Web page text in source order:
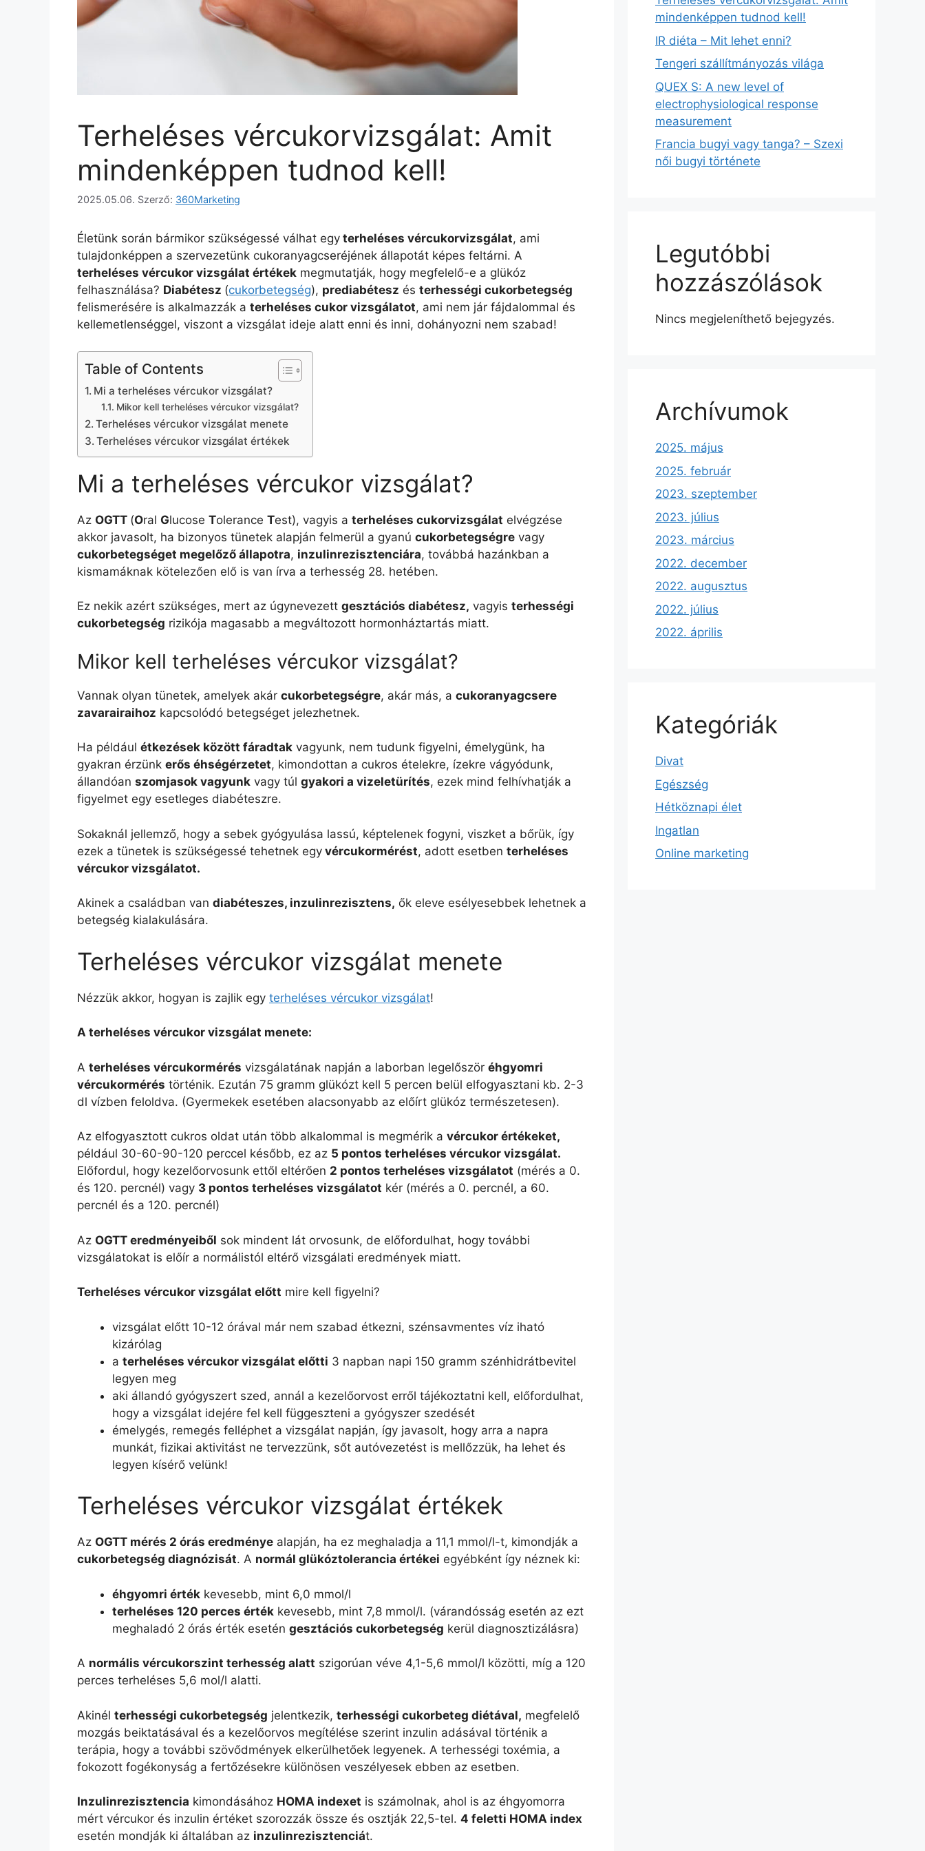
Terheléses vércukorvizsgálat: Amit
mindenképpen tudnod kell!
2025.05.06. Szerző: 360Marketing
Életünk során bármikor szükségessé válhat egy terheléses vércukorvizsgálat, ami
tulajdonképpen a szervezetünk cukoranyagcseréjének állapotát képes feltárni. A
terheléses vércukor vizsgálat értékek megmutatják, hogy megfelelő-e a glükóz
felhasználása? Diabétesz (cukorbetegség), prediabétesz és terhességi cukorbetegség
felismerésére is alkalmazzák a terheléses cukor vizsgálatot, ami nem jár fájdalommal és
kellemetlenséggel, viszont a vizsgálat ideje alatt enni és inni, dohányozni nem szabad!
Table of Contents
Mi a terheléses vércukor vizsgálat?
Mikor kell terheléses vércukor vizsgálat?
Terheléses vércukor vizsgálat menete
Terheléses vércukor vizsgálat értékek
Mi a terheléses vércukor vizsgálat?
Az OGTT (Oral Glucose Tolerance Test), vagyis a terheléses cukorvizsgálat elvégzése
akkor javasolt, ha bizonyos tünetek alapján felmerül a gyanú cukorbetegségre vagy
cukorbetegséget megelőző állapotra, inzulinrezisztenciára, továbbá hazánkban a
kismamáknak kötelezően elő is van írva a terhesség 28. hetében.
Ez nekik azért szükséges, mert az úgynevezett gesztációs diabétesz, vagyis terhességi
cukorbetegség rizikója magasabb a megváltozott hormonháztartás miatt.
Mikor kell terheléses vércukor vizsgálat?
Vannak olyan tünetek, amelyek akár cukorbetegségre, akár más, a cukoranyagcsere
zavarairaihoz kapcsolódó betegséget jelezhetnek.
Ha például étkezések között fáradtak vagyunk, nem tudunk figyelni, émelygünk, ha
gyakran érzünk erős éhségérzetet, kimondottan a cukros ételekre, ízekre vágyódunk,
állandóan szomjasok vagyunk vagy túl gyakori a vizeletürítés, ezek mind felhívhatják a
figyelmet egy esetleges diabéteszre.
Sokaknál jellemző, hogy a sebek gyógyulása lassú, képtelenek fogyni, viszket a bőrük, így
ezek a tünetek is szükségessé tehetnek egy vércukormérést, adott esetben terheléses
vércukor vizsgálatot.
Akinek a családban van diabéteszes, inzulinrezisztens, ők eleve esélyesebbek lehetnek a
betegség kialakulására.
Terheléses vércukor vizsgálat menete
Nézzük akkor, hogyan is zajlik egy terheléses vércukor vizsgálat!
A terheléses vércukor vizsgálat menete:
A terheléses vércukormérés vizsgálatának napján a laborban legelőször éhgyomri
vércukormérés történik. Ezután 75 gramm glükózt kell 5 percen belül elfogyasztani kb. 2-3
dl vízben feloldva. (Gyermekek esetében alacsonyabb az előírt glükóz természetesen).
Az elfogyasztott cukros oldat után több alkalommal is megmérik a vércukor értékeket,
például 30-60-90-120 perccel később, ez az 5 pontos terheléses vércukor vizsgálat.
Előfordul, hogy kezelőorvosunk ettől eltérően 2 pontos terheléses vizsgálatot (mérés a 0.
és 120. percnél) vagy 3 pontos terheléses vizsgálatot kér (mérés a 0. percnél, a 60.
percnél és a 120. percnél)
Az OGTT eredményeiből sok mindent lát orvosunk, de előfordulhat, hogy további
vizsgálatokat is előír a normálistól eltérő vizsgálati eredmények miatt.
Terheléses vércukor vizsgálat előtt mire kell figyelni?
vizsgálat előtt 10-12 órával már nem szabad étkezni, szénsavmentes víz iható
kizárólag
a terheléses vércukor vizsgálat előtti 3 napban napi 150 gramm szénhidrátbevitel
legyen meg
aki állandó gyógyszert szed, annál a kezelőorvost erről tájékoztatni kell, előfordulhat,
hogy a vizsgálat idejére fel kell függeszteni a gyógyszer szedését
émelygés, remegés felléphet a vizsgálat napján, így javasolt, hogy arra a napra
munkát, fizikai aktivitást ne tervezzünk, sőt autóvezetést is mellőzzük, ha lehet és
legyen kísérő velünk!
Terheléses vércukor vizsgálat értékek
Az OGTT mérés 2 órás eredménye alapján, ha ez meghaladja a 11,1 mmol/l-t, kimondják a
cukorbetegség diagnózisát. A normál glükóztolerancia értékei egyébként így néznek ki:
éhgyomri érték kevesebb, mint 6,0 mmol/l
terheléses 120 perces érték kevesebb, mint 7,8 mmol/l. (várandósság esetén az ezt
meghaladó 2 órás érték esetén gesztációs cukorbetegség kerül diagnosztizálásra)
A normális vércukorszint terhesség alatt szigorúan véve 4,1-5,6 mmol/l közötti, míg a 120
perces terheléses 5,6 mol/l alatti.
Akinél terhességi cukorbetegség jelentkezik, terhességi cukorbeteg diétával, megfelelő
mozgás beiktatásával és a kezelőorvos megítélése szerint inzulin adásával történik a
terápia, hogy a további szövődmények elkerülhetőek legyenek. A terhességi toxémia, a
fokozott fogékonyság a fertőzésekre különösen veszélyesek ebben az esetben.
Inzulinrezisztencia kimondásához HOMA indexet is számolnak, ahol is az éhgyomorra
mért vércukor és inzulin értéket szorozzák össze és osztják 22,5-tel. 4 feletti HOMA index
esetén mondják ki általában az inzulinrezisztenciát.
mindenképpen tudnod kell!
IR diéta – Mit lehet enni?
Tengeri szállítmányozás világa
QUEX S: A new level of
electrophysiological response
measurement
Francia bugyi vagy tanga? – Szexi
női bugyi története
Legutóbbi
hozzászólások
Nincs megjeleníthető bejegyzés.
Archívumok
2025. május
2025. február
2023. szeptember
2023. július
2023. március
2022. december
2022. augusztus
2022. július
2022. április
Kategóriák
Divat
Egészség
Hétköznapi élet
Ingatlan
Online marketing